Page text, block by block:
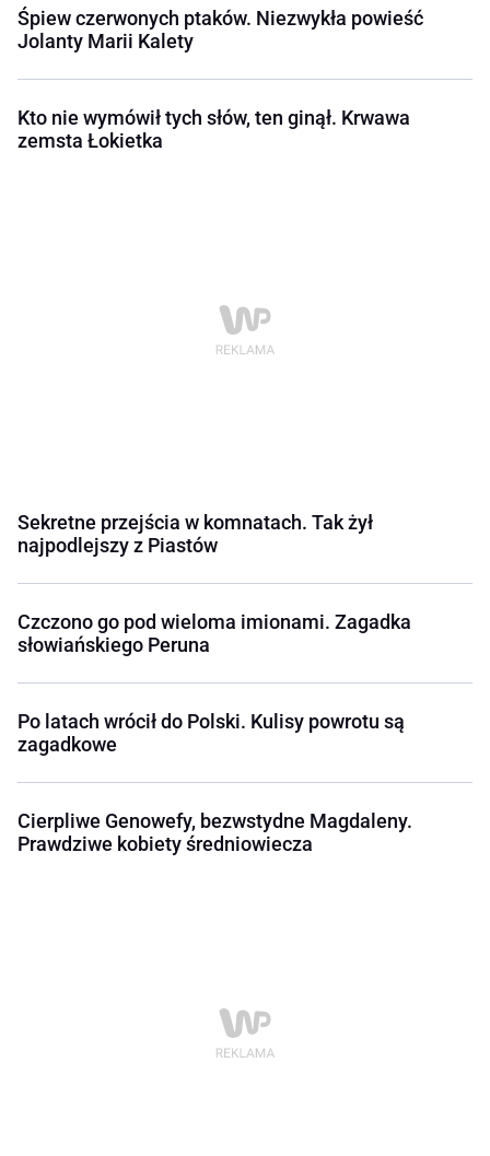
Śpiew czerwonych ptaków. Niezwykła powieść
Jolanty Marii Kalety
Kto nie wymówił tych słów, ten ginął. Krwawa
zemsta Łokietka
Sekretne przejścia w komnatach. Tak żył
najpodlejszy z Piastów
Czczono go pod wieloma imionami. Zagadka
słowiańskiego Peruna
Po latach wrócił do Polski. Kulisy powrotu są
zagadkowe
Cierpliwe Genowefy, bezwstydne Magdaleny.
Prawdziwe kobiety średniowiecza